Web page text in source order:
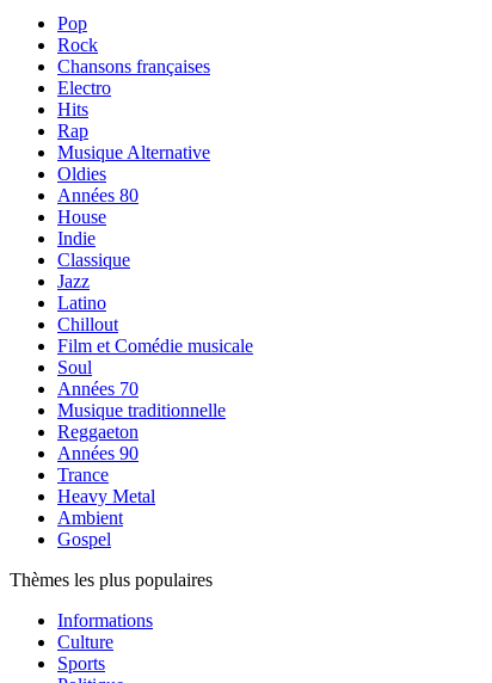
Pop
Rock
Chansons françaises
Electro
Hits
Rap
Musique Alternative
Oldies
Années 80
House
Indie
Classique
Jazz
Latino
Chillout
Film et Comédie musicale
Soul
Années 70
Musique traditionnelle
Reggaeton
Années 90
Trance
Heavy Metal
Ambient
Gospel
Thèmes les plus populaires
Informations
Culture
Sports